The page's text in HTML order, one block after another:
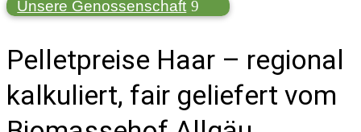
Unsere Genossenschaft
Pelletpreise Haar – regional
kalkuliert, fair geliefert vom